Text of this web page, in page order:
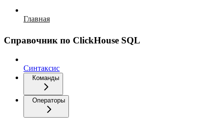
Главная
Справочник по ClickHouse SQL
Синтаксис
Команды
Операторы